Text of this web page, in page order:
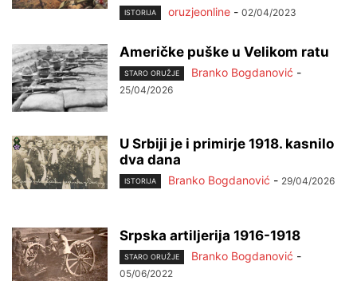
ISTORIJA oruzjeonline - 02/04/2023
Američke puške u Velikom ratu
STARO ORUŽJE Branko Bogdanović -
25/04/2026
U Srbiji je i primirje 1918. kasnilo
dva dana
ISTORIJA Branko Bogdanović - 29/04/2026
Srpska artiljerija 1916-1918
STARO ORUŽJE Branko Bogdanović -
05/06/2022